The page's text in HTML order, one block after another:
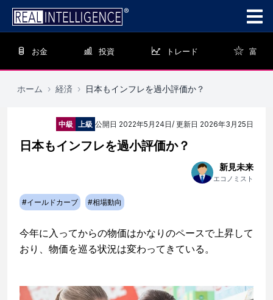
お金 投資 トレード 富
ホーム › 経済 › 日本もインフレを過小評価か？
中級 上級 公開日 2022年5月24日/ 更新日 2026年3月25日
日本もインフレを過小評価か？
新見未来
エコノミスト
#イールドカーブ #相場動向
今年に入ってからの物価はかなりのペースで上昇して
おり、物価を巡る状況は変わってきている。